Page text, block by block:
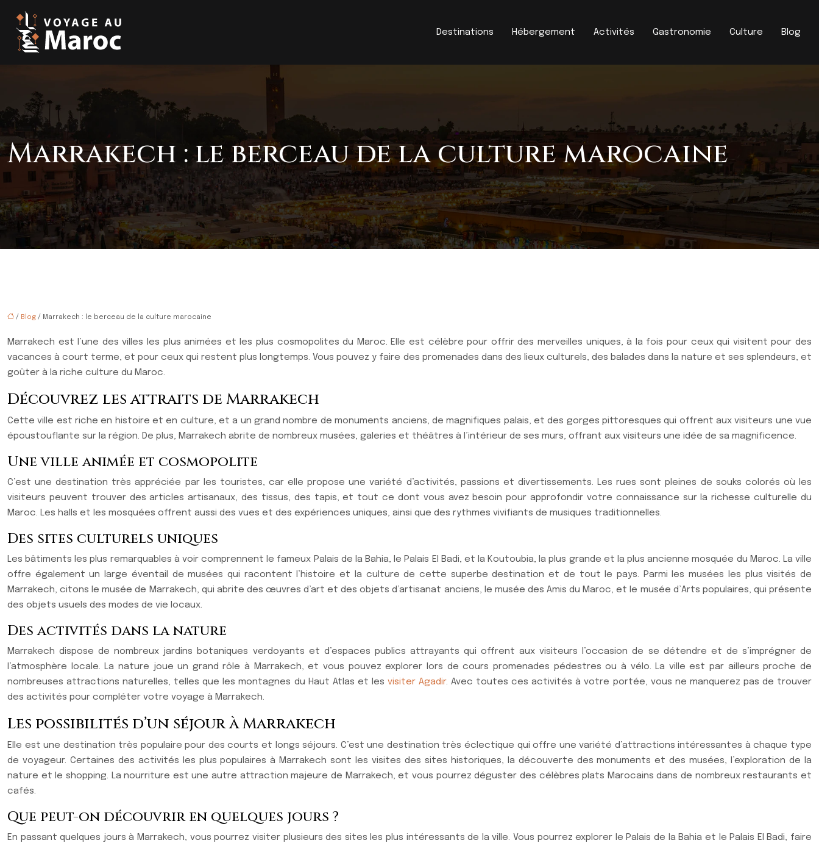
Destinations Hébergement Activités Gastronomie Culture Blog
Marrakech : le berceau de la culture marocaine
/ Blog / Marrakech : le berceau de la culture marocaine
Marrakech est l’une des villes les plus animées et les plus cosmopolites du Maroc. Elle est célèbre pour offrir des merveilles uniques, à la fois pour ceux qui visitent pour des
vacances à court terme, et pour ceux qui restent plus longtemps. Vous pouvez y faire des promenades dans des lieux culturels, des balades dans la nature et ses splendeurs, et
goûter à la riche culture du Maroc.
Découvrez les attraits de Marrakech
Cette ville est riche en histoire et en culture, et a un grand nombre de monuments anciens, de magnifiques palais, et des gorges pittoresques qui offrent aux visiteurs une vue
époustouflante sur la région. De plus, Marrakech abrite de nombreux musées, galeries et théâtres à l’intérieur de ses murs, offrant aux visiteurs une idée de sa magnificence.
Une ville animée et cosmopolite
C’est une destination très appréciée par les touristes, car elle propose une variété d’activités, passions et divertissements. Les rues sont pleines de souks colorés où les
visiteurs peuvent trouver des articles artisanaux, des tissus, des tapis, et tout ce dont vous avez besoin pour approfondir votre connaissance sur la richesse culturelle du
Maroc. Les halls et les mosquées offrent aussi des vues et des expériences uniques, ainsi que des rythmes vivifiants de musiques traditionnelles.
Des sites culturels uniques
Les bâtiments les plus remarquables à voir comprennent le fameux Palais de la Bahia, le Palais El Badi, et la Koutoubia, la plus grande et la plus ancienne mosquée du Maroc. La ville
offre également un large éventail de musées qui racontent l’histoire et la culture de cette superbe destination et de tout le pays. Parmi les musées les plus visités de
Marrakech, citons le musée de Marrakech, qui abrite des œuvres d’art et des objets d’artisanat anciens, le musée des Amis du Maroc, et le musée d’Arts populaires, qui présente
des objets usuels des modes de vie locaux.
Des activités dans la nature
Marrakech dispose de nombreux jardins botaniques verdoyants et d’espaces publics attrayants qui offrent aux visiteurs l’occasion de se détendre et de s’imprégner de
l’atmosphère locale. La nature joue un grand rôle à Marrakech, et vous pouvez explorer lors de cours promenades pédestres ou à vélo. La ville est par ailleurs proche de
nombreuses attractions naturelles, telles que les montagnes du Haut Atlas et les visiter Agadir. Avec toutes ces activités à votre portée, vous ne manquerez pas de trouver
des activités pour compléter votre voyage à Marrakech.
Les possibilités d’un séjour à Marrakech
Elle est une destination très populaire pour des courts et longs séjours. C’est une destination très éclectique qui offre une variété d’attractions intéressantes à chaque type
de voyageur. Certaines des activités les plus populaires à Marrakech sont les visites des sites historiques, la découverte des monuments et des musées, l’exploration de la
nature et le shopping. La nourriture est une autre attraction majeure de Marrakech, et vous pourrez déguster des célèbres plats Marocains dans de nombreux restaurants et
cafés.
Que peut-on découvrir en quelques jours ?
En passant quelques jours à Marrakech, vous pourrez visiter plusieurs des sites les plus intéressants de la ville. Vous pourrez explorer le Palais de la Bahia et le Palais El Badi, faire